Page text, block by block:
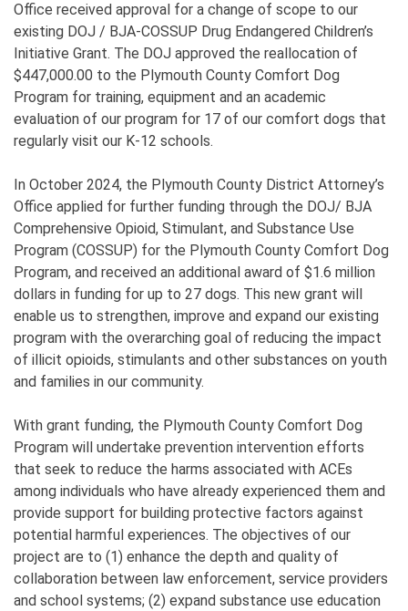
Office received approval for a change of scope to our
existing DOJ / BJA-COSSUP Drug Endangered Children’s
Initiative Grant. The DOJ approved the reallocation of
$447,000.00 to the Plymouth County Comfort Dog
Program for training, equipment and an academic
evaluation of our program for 17 of our comfort dogs that
regularly visit our K-12 schools.
In October 2024, the Plymouth County District Attorney’s
Office applied for further funding through the DOJ/ BJA
Comprehensive Opioid, Stimulant, and Substance Use
Program (COSSUP) for the Plymouth County Comfort Dog
Program, and received an additional award of $1.6 million
dollars in funding for up to 27 dogs. This new grant will
enable us to strengthen, improve and expand our existing
program with the overarching goal of reducing the impact
of illicit opioids, stimulants and other substances on youth
and families in our community.
With grant funding, the Plymouth County Comfort Dog
Program will undertake prevention intervention efforts
that seek to reduce the harms associated with ACEs
among individuals who have already experienced them and
provide support for building protective factors against
potential harmful experiences. The objectives of our
project are to (1) enhance the depth and quality of
collaboration between law enforcement, service providers
and school systems; (2) expand substance use education